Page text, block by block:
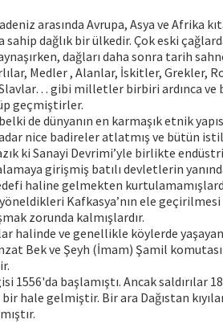
arasında Avrupa, Asya ve Afrika
dağlık bir ülkedir. Çok eski
dağları daha sonra tarih
Medler , Alanlar, İskitler, Grekler,
gibi milletler birbiri ardınca ve
geçmiştirler.
de dünyanın en karmaşık etnik
nice badireler atlatmış ve bütün
ki Sanayi Devrimi’yle birlikte
girişmiş batılı devletlerin
haline gelmekten
Kafkasya’nın ele
zorunda kalmışlardır.
halinde ve genellikle köylerde
Bek ve Şeyh (İmam) Şamil
1556'da başlamıştı. Ancak saldırılar
hale gelmiştir. Bir ara Dağıstan